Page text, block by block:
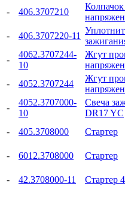
-
406.3707210
-
406.3707220-11
-
4062.3707244-
10
Жгут
-
4052.3707244
Жгут
-
4052.3707000-
10
Свеча
DR17 YC
-
405.3708000 Стартер
-
6012.3708000 Стартер
-
42.3708000-11 Стартер